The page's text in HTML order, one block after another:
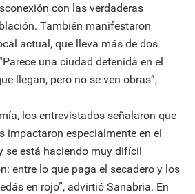
con las verdaderas
También manifestaron
actual, que lleva más de dos
una ciudad detenida en el
llegan, pero no se ven obras”,
los entrevistados señalaron que
impactaron especialmente en el
se está haciendo muy difícil
entre lo que paga el secadero y los
en rojo”, advirtió Sanabria. En